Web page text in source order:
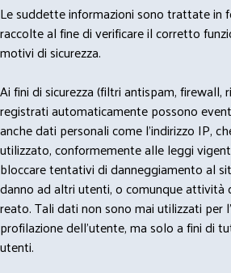
Le suddette informazioni sono trattate in
raccolte al fine di verificare il corretto
motivi di sicurezza.
Ai fini di sicurezza (filtri antispam, firewall,
registrati automaticamente possono
anche dati personali come l'indirizzo IP,
utilizzato, conformemente alle leggi
bloccare tentativi di danneggiamento al
danno ad altri utenti, o comunque attività
reato. Tali dati non sono mai utilizzati per
profilazione dell'utente, ma solo a fini di
utenti.